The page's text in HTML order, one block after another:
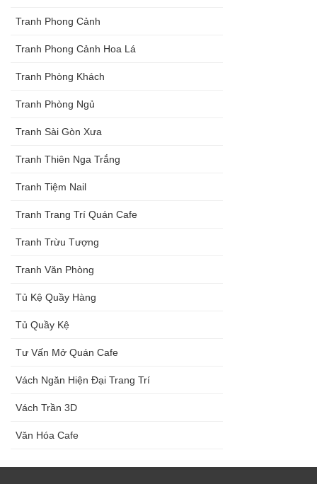
Tranh Phong Cảnh
Tranh Phong Cảnh Hoa Lá
Tranh Phòng Khách
Tranh Phòng Ngủ
Tranh Sài Gòn Xưa
Tranh Thiên Nga Trắng
Tranh Tiệm Nail
Tranh Trang Trí Quán Cafe
Tranh Trừu Tượng
Tranh Văn Phòng
Tủ Kệ Quầy Hàng
Tủ Quầy Kệ
Tư Vấn Mở Quán Cafe
Vách Ngăn Hiện Đại Trang Trí
Vách Trần 3D
Văn Hóa Cafe